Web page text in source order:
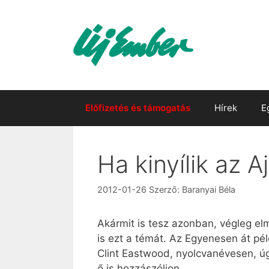
Előfizetés és támogatás Hírek
Ha kinyílik az
2012-01-26 Szerző: Baranyai Béla
Akármit is tesz azonban, végleg
is ezt a témát. Az Egyenesen át
Clint Eastwood, nyolcvanévesen,